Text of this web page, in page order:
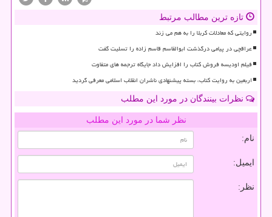
تازه ترین مطالب مرتبط
روایتی که معادلات کربلا را به هم می زند
عراقچی در پیامی درگذشت ابوالقاسم قاسم زاده را تسلیت گفت
فیلم اودیسه فروش کتاب را افزایش داد جایگاه ترجمه های متفاوت
اربعین به روایت کتاب، بسته پیشنهادی ناشران انقلاب اسلامی معرفی گردید
نظرات بینندگان در مورد این مطلب
نظر شما در مورد این مطلب
نام:
ایمیل:
نظر: